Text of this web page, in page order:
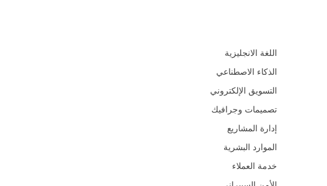
اللغة الانجليزية
الذكاء الاصطناعي
التسويق الإلكتروني
تصميمات وجرافيك
إدارة المشاريع
الموارد البشرية
خدمة العملاء